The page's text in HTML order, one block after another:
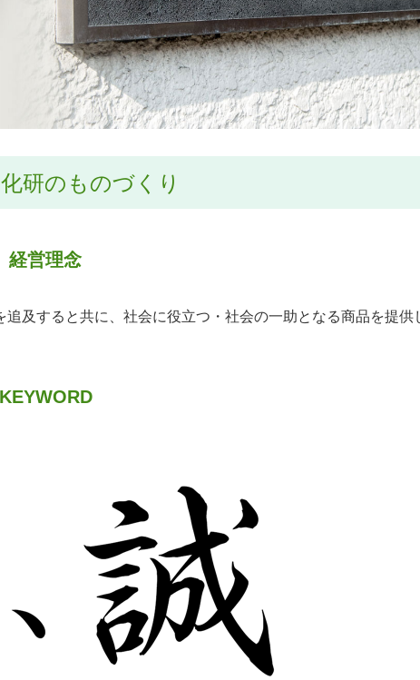
研のものづくり
経営理念
及すると共に、社会に役立つ・社会の一助となる商品を提供
KEYWORD